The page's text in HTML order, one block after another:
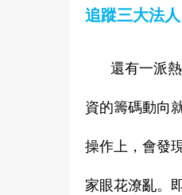
追蹤三大法
還有一派
資的籌碼動向
操作上，會發
家眼花潦亂。